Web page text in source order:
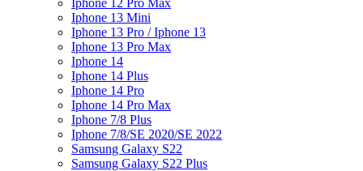
Iphone 12 Pro Max
Iphone 13 Mini
Iphone 13 Pro / Iphone 13
Iphone 13 Pro Max
Iphone 14
Iphone 14 Plus
Iphone 14 Pro
Iphone 14 Pro Max
Iphone 7/8 Plus
Iphone 7/8/SE 2020/SE 2022
Samsung Galaxy S22
Samsung Galaxy S22 Plus